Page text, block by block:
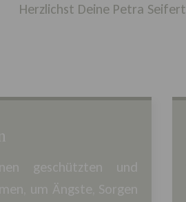
Herzlichst Deine Petra Seifert
geschützten und
um Ängste, Sorgen